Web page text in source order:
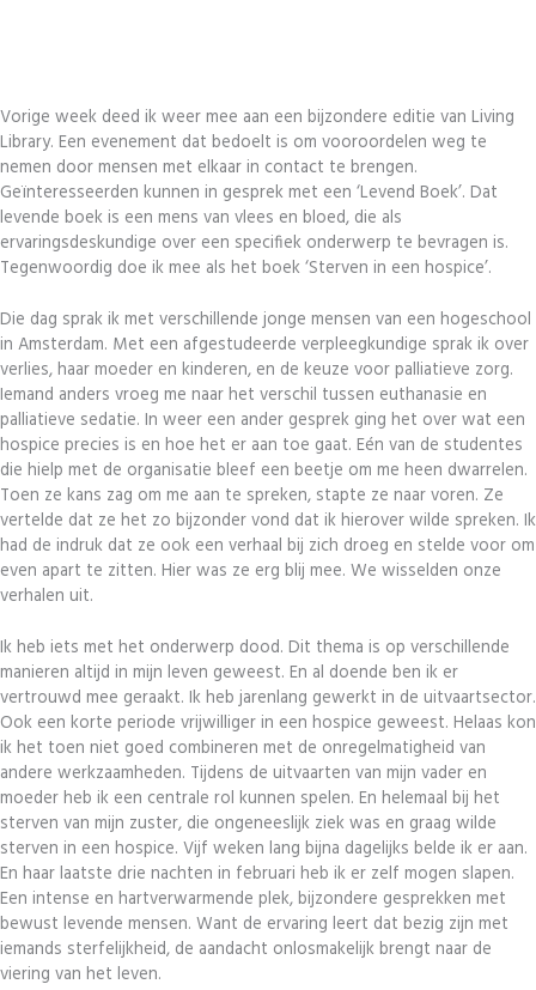
Vorige week deed ik weer mee aan een bijzondere editie van Living
Library. Een evenement dat bedoelt is om vooroordelen weg te
nemen door mensen met elkaar in contact te brengen.
Geïnteresseerden kunnen in gesprek met een ‘Levend Boek’. Dat
levende boek is een mens van vlees en bloed, die als
ervaringsdeskundige over een specifiek onderwerp te bevragen is.
Tegenwoordig doe ik mee als het boek ‘Sterven in een hospice’.
Die dag sprak ik met verschillende jonge mensen van een hogeschool
in Amsterdam. Met een afgestudeerde verpleegkundige sprak ik over
verlies, haar moeder en kinderen, en de keuze voor palliatieve zorg.
Iemand anders vroeg me naar het verschil tussen euthanasie en
palliatieve sedatie. In weer een ander gesprek ging het over wat een
hospice precies is en hoe het er aan toe gaat. Eén van de studentes
die hielp met de organisatie bleef een beetje om me heen dwarrelen.
Toen ze kans zag om me aan te spreken, stapte ze naar voren. Ze
vertelde dat ze het zo bijzonder vond dat ik hierover wilde spreken. Ik
had de indruk dat ze ook een verhaal bij zich droeg en stelde voor om
even apart te zitten. Hier was ze erg blij mee. We wisselden onze
verhalen uit.
Ik heb iets met het onderwerp dood. Dit thema is op verschillende
manieren altijd in mijn leven geweest. En al doende ben ik er
vertrouwd mee geraakt. Ik heb jarenlang gewerkt in de uitvaartsector.
Ook een korte periode vrijwilliger in een hospice geweest. Helaas kon
ik het toen niet goed combineren met de onregelmatigheid van
andere werkzaamheden. Tijdens de uitvaarten van mijn vader en
moeder heb ik een centrale rol kunnen spelen. En helemaal bij het
sterven van mijn zuster, die ongeneeslijk ziek was en graag wilde
sterven in een hospice. Vijf weken lang bijna dagelijks belde ik er aan.
En haar laatste drie nachten in februari heb ik er zelf mogen slapen.
Een intense en hartverwarmende plek, bijzondere gesprekken met
bewust levende mensen. Want de ervaring leert dat bezig zijn met
iemands sterfelijkheid, de aandacht onlosmakelijk brengt naar de
viering van het leven.